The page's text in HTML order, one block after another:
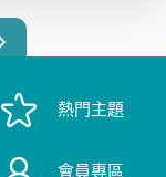
熱門主題
會員專區